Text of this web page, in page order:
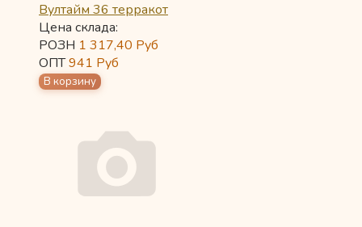
Вултайм 36 терракот
Цена склада:
РОЗН 1 317,40 Руб
ОПТ941 Руб